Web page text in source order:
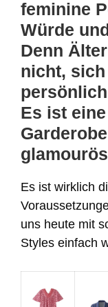
feminine
Würde
Denn
nicht,
Es ist
Es ist wirklich
uns heute mit
Styles einfach